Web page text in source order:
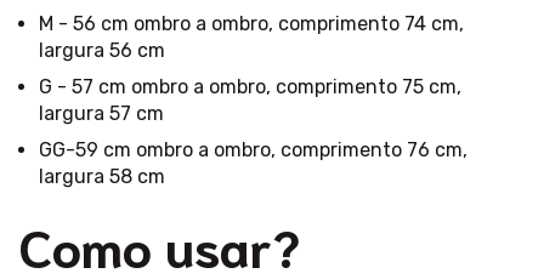
M - 56 cm ombro a ombro, comprimento 74 cm,
largura 56 cm
G - 57 cm ombro a ombro, comprimento 75 cm,
largura 57 cm
GG-59 cm ombro a ombro, comprimento 76 cm,
largura 58 cm
Como usar?